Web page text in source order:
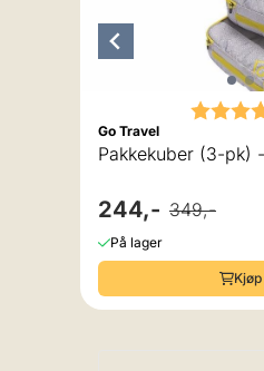
Go Travel
Pakkekuber (3-pk)
244,- 349,-
På lager
Kjøp